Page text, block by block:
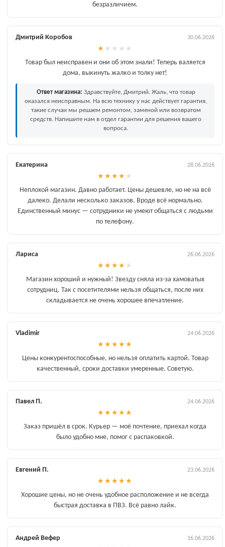
безразличием.
Дмитрий Коробов 30.06.2026
★ ★ ★ ★ ★
Товар был неисправен и они об этом знали! Теперь валяется
дома, выкинуть жалко и толку нет!
Ответ магазина: Здравствуйте, Дмитрий. Жаль, что товар
оказался неисправным. На всю технику у нас действует гарантия,
такие случаи мы решаем ремонтом, заменой или возвратом
средств. Напишите нам в отдел гарантии для решения вашего
вопроса.
Екатерина 28.06.2026
★ ★ ★ ★ ★
Неплохой магазин. Давно работает. Цены дешевле, но не на всё
далеко. Делали несколько заказов. Вроде всё нормально.
Единственный минус — сотрудники не умеют общаться с людьми
по телефону.
Лариса 26.06.2026
★ ★ ★ ★ ★
Магазин хороший и нужный! Звезду сняла из-за хамоватых
сотрудниц. Так с посетителями нельзя общаться, после них
складывается не очень хорошее впечатление.
Vladimir 24.06.2026
★ ★ ★ ★ ★
Цены конкурентоспособные, но нельзя оплатить картой. Товар
качественный, сроки доставки умеренные. Советую.
Павел П. 24.06.2026
★ ★ ★ ★ ★
Заказ пришёл в срок. Курьер — моё почтение, приехал когда
было удобно мне, помог с распаковкой.
Евгений П. 23.06.2026
★ ★ ★ ★ ★
Хорошие цены, но не очень удобное расположение и не всегда
быстрая доставка в ПВЗ. Всё равно лайк.
Андрей Вефер 16.06.2026